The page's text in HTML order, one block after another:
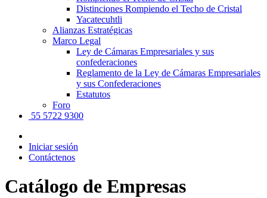
Distinciones Rompiendo el Techo de Cristal
Yacatecuhtli
Alianzas Estratégicas
Marco Legal
Ley de Cámaras Empresariales y sus
confederaciones
Reglamento de la Ley de Cámaras Empresariales
y sus Confederaciones
Estatutos
Foro
55 5722 9300
Iniciar sesión
Contáctenos
Catálogo de Empresas